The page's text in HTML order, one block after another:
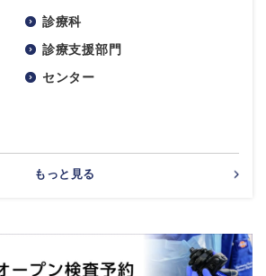
診療科
診療支援部門
センター
もっと見る